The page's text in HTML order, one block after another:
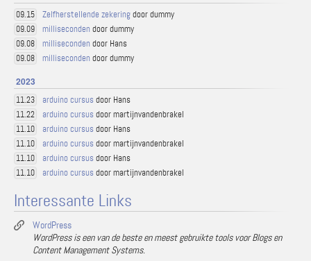
09.15 Zelfherstellende zekeringdoor dummy
09.09 milliseconden door dummy
09.08 milliseconden door Hans
09.08 milliseconden door dummy
2023
11.23 arduino cursus door Hans
11.22 arduino cursus door martijnvandenbrakel
11.10 arduino cursus door Hans
11.10 arduino cursus door martijnvandenbrakel
11.10 arduino cursus door Hans
11.10 arduino cursus door martijnvandenbrakel
Interessante Links
WordPress
WordPress is een van de beste en meest gebruikte tools voor Blogs en
Content Management Systems.